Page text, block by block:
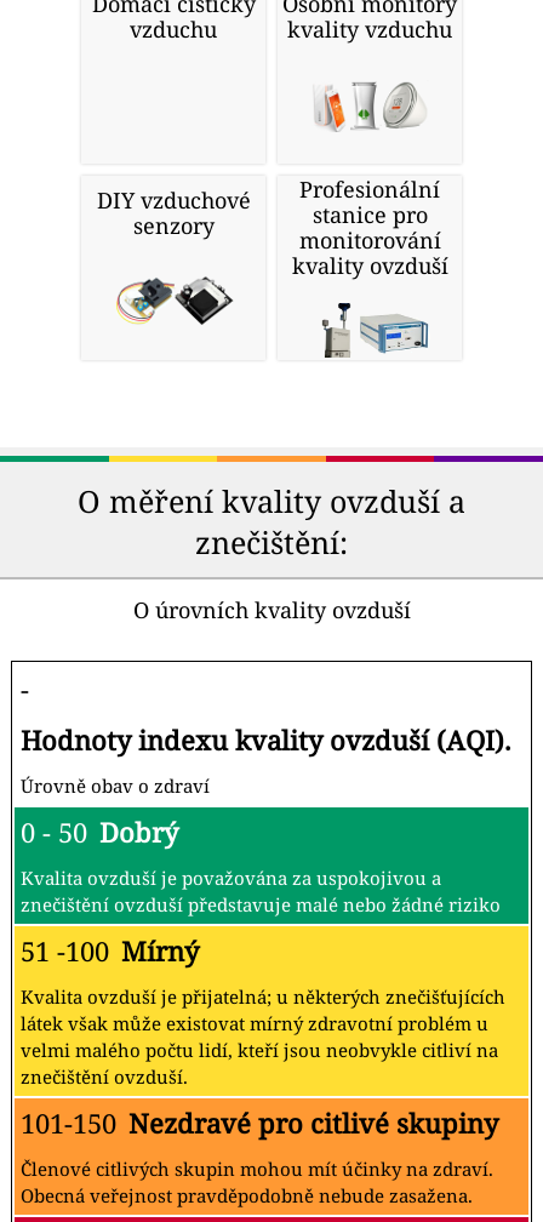
vzduchu
kvality vzduchu
DIY vzduchové
senzory
Profesionální
stanice pro
monitorování
kvality ovzduší
O měření kvality ovzduší a
znečištění:
O úrovních kvality ovzduší
-
Hodnoty indexu kvality ovzduší (AQI).
Úrovně obav o zdraví
0 - 50 Dobrý
Kvalita ovzduší je považována za uspokojivou a
znečištění ovzduší představuje malé nebo žádné riziko
51 -100 Mírný
Kvalita ovzduší je přijatelná; u některých znečišťujících
látek však může existovat mírný zdravotní problém u
velmi malého počtu lidí, kteří jsou neobvykle citliví na
znečištění ovzduší.
101-150 Nezdravé pro citlivé skupiny
Členové citlivých skupin mohou mít účinky na zdraví.
Obecná veřejnost pravděpodobně nebude zasažena.